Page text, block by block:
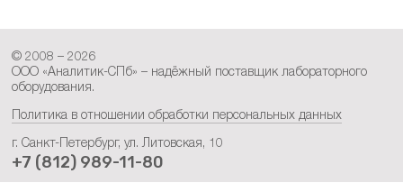
© 2008 – 2026
ООО «Аналитик-СПб» – надёжный поставщик лабораторного
оборудования.
Политика в отношении обработки персональных данных
г. Санкт-Петербург, ул. Литовская, 10
+7 (812) 989-11-80